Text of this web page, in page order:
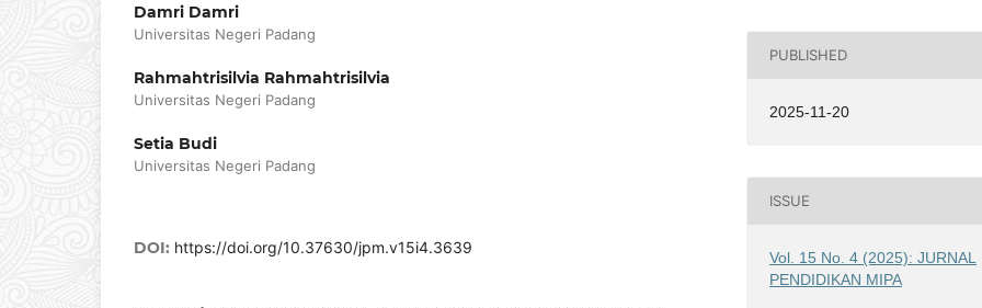
Damri Damri
Universitas Negeri Padang
Rahmahtrisilvia Rahmahtrisilvia
Universitas Negeri Padang
Setia Budi
Universitas Negeri Padang
DOI: https://doi.org/10.37630/jpm.v15i4.3639
PUBLISHED
2025-11-20
ISSUE
Vol. 15 No. 4 (2025): JURNAL
PENDIDIKAN MIPA